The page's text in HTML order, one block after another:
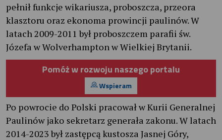
pełnił funkcje wikariusza, proboszcza, przeora
klasztoru oraz ekonoma prowincji paulinów. W
latach 2009-2011 był proboszczem parafii św.
Józefa w Wolverhampton w Wielkiej Brytanii.
Pomóż w rozwoju naszego portalu
Wspieram
Po powrocie do Polski pracował w Kurii Generalnej
Paulinów jako sekretarz generała zakonu. W latach
2014-2023 był zastępcą kustosza Jasnej Góry,